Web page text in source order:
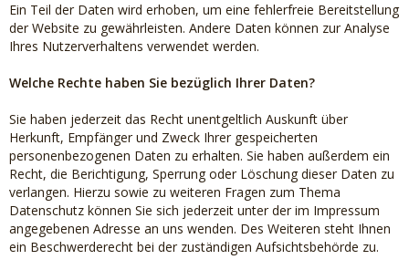
Ein Teil der Daten wird erhoben, um eine fehlerfreie Bereitstellung
der Website zu gewährleisten. Andere Daten können zur Analyse
Ihres Nutzerverhaltens verwendet werden.
Welche Rechte haben Sie bezüglich Ihrer Daten?
Sie haben jederzeit das Recht unentgeltlich Auskunft über
Herkunft, Empfänger und Zweck Ihrer gespeicherten
personenbezogenen Daten zu erhalten. Sie haben außerdem ein
Recht, die Berichtigung, Sperrung oder Löschung dieser Daten zu
verlangen. Hierzu sowie zu weiteren Fragen zum Thema
Datenschutz können Sie sich jederzeit unter der im Impressum
angegebenen Adresse an uns wenden. Des Weiteren steht Ihnen
ein Beschwerderecht bei der zuständigen Aufsichtsbehörde zu.